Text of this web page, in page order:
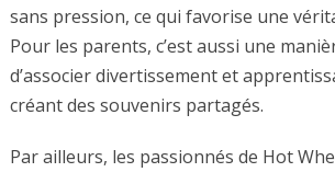
sans pression, ce qui favorise une
Pour les parents, c’est aussi une
d’associer divertissement et
créant des souvenirs partagés.
Par ailleurs, les passionnés de Hot